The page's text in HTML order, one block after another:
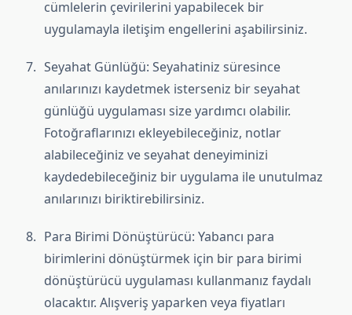
cümlelerin çevirilerini yapabilecek bir
uygulamayla iletişim engellerini aşabilirsiniz.
Seyahat Günlüğü: Seyahatiniz süresince
anılarınızı kaydetmek isterseniz bir seyahat
günlüğü uygulaması size yardımcı olabilir.
Fotoğraflarınızı ekleyebileceğiniz, notlar
alabileceğiniz ve seyahat deneyiminizi
kaydedebileceğiniz bir uygulama ile unutulmaz
anılarınızı biriktirebilirsiniz.
Para Birimi Dönüştürücü: Yabancı para
birimlerini dönüştürmek için bir para birimi
dönüştürücü uygulaması kullanmanız faydalı
olacaktır. Alışveriş yaparken veya fiyatları